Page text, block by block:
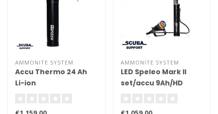
AMMONITE SYSTEM
Accu Thermo 24 Ah
Li-ion
AMMONITE SYSTEM
LED Speleo Mark II
set/accu 9Ah/HD